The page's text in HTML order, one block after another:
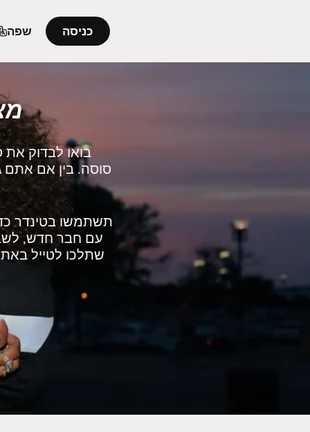
שפה כניסה
בואו לבדוק את
סוסה. בין אם אתם
תשתמשו בטינדר
עם חבר חדש,
שתלכו לטייל